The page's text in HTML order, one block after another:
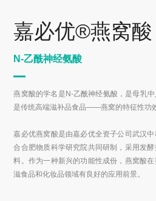
嘉必优®燕窝酸
N-乙酰神经氨酸
燕窝酸的学名是N-乙酰神经氨酸，是母乳
是传统高端滋补品食品——燕窝的特征性功
嘉必优燕窝酸是由嘉必优全资子公司武汉
合合肥物质科学研究院共同研制，采用发
料。作为一种新兴的功能性成份，燕窝酸
滋食品和化妆品领域有良好的应用前景。